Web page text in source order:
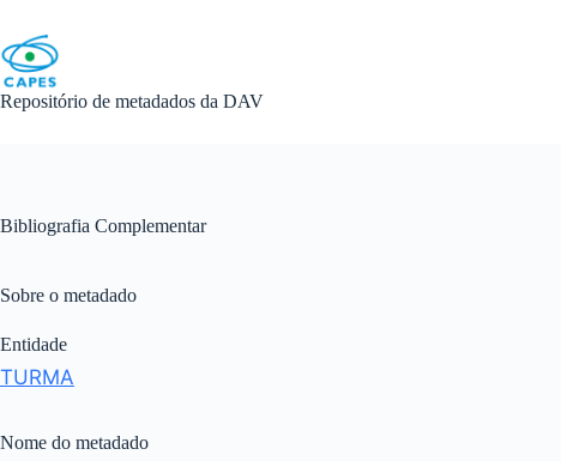
content
Repositório de metadados da DAV
Bibliografia Complementar
Sobre o metadado
Entidade
TURMA
Nome do metadado